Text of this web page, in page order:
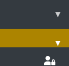
▾
▾